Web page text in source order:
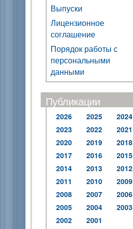
Выпуски
Лицензионное
соглашение
Порядок работы с
персональными
данными
Публикации
2026 2025
2024
2023
2022
2021
2020
2019
2018
2017
2016
2015
2014
2013
2012
2011
2010
2009
2008
2007
2006
2005
2004
2003
2002
2001